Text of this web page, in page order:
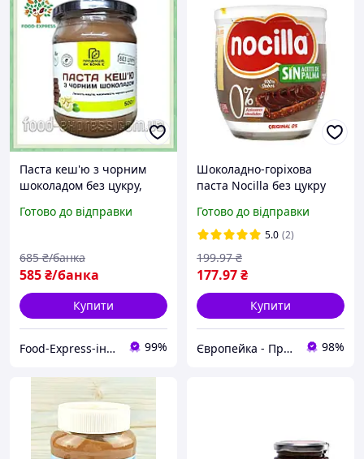
Паста кеш'ю з чорним
шоколадом без цукру,
Готово до відправки
585₴/банка
685 ₴/банка
Купити
Food-Express-інтернет магазин горіхів та сухофруктів оптом та в роздріб 99%
Шоколадно-горіхова
паста Nocilla без цукру
Готово до відправки
5.0 (2)
177.97₴
199.97 ₴
Купити
Європейка - Продукти з Європи 98%